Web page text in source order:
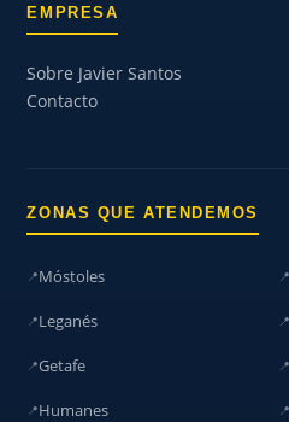
EMPRESA
Sobre Javier Santos
Contacto
ZONAS QUE ATENDEMOS
Móstoles
Leganés
Getafe
Humanes